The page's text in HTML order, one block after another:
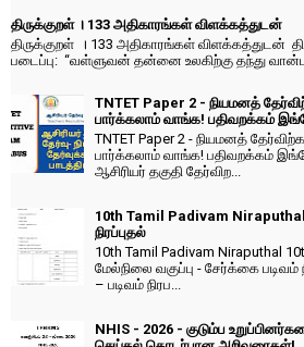
திருக்குறள் । 133 அதிகாரங்கள் விளக்கத்துடன்
திருக்குறள் । 133 அதிகாரங்கள் விளக்கத்துடன்
படைப்பு: “வள்ளுவன் தன்னை உலகிற்கு தந்து
TNTET Paper 2 - நியமனத்
பார்க்கலாம் வாங்க! பதிவறக்கம்
TNTET Paper 2 - நியமனத்
பார்க்கலாம் வாங்க! பதிவறக்கம்
ஆசிரியர் தகுதி தேர்விற...
10th Tamil Padivam
நிரப்புதல்
10th Tamil Padivam Niraputhal
மேல்நிலை வகுப்பு - சேர்க்கை படிவம்
– படிவம் நிரப...
NHIS - 2026 - குடும்ப